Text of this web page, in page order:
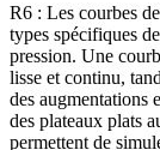
R6 : Les courbes
types spécifiques
pression. Une
lisse et continu,
des augmentations
des plateaux plats
permettent de